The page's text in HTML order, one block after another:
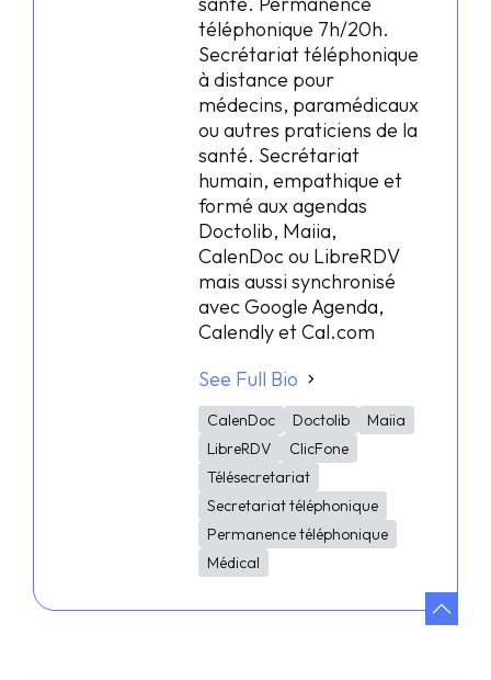
téléphonique 7h/20h.
Secrétariat téléphonique
à distance pour
médecins, paramédicaux
ou autres praticiens de la
santé. Secrétariat
humain, empathique et
formé aux agendas
Doctolib, Maiia,
CalenDoc ou LibreRDV
mais aussi synchronisé
avec Google Agenda,
Calendly et Cal.com
See Full Bio
CalenDoc Doctolib
Maiia
LibreRDV
ClicFone
Télésecretariat
Secretariat téléphonique
Permanence téléphonique
Médical